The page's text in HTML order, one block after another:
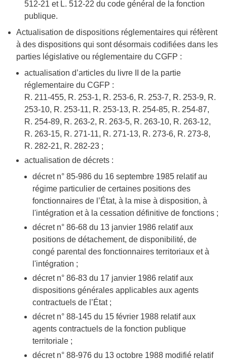
512-21 et L. 512-22 du code général de la fonction
publique.
Actualisation de dispositions réglementaires qui réfèrent
à des dispositions qui sont désormais codifiées dans les
parties législative ou réglementaire du CGFP :
actualisation d’articles du livre II de la partie
réglementaire du CGFP :
R. 211-455, R. 253-1, R. 253-6, R. 253-7, R. 253-9, R.
253-10, R. 253-11, R. 253-13, R. 254-85, R. 254-87,
R. 254-89, R. 263-2, R. 263-5, R. 263-10, R. 263-12,
R. 263-15, R. 271-11, R. 271-13, R. 273-6, R. 273-8,
R. 282-21, R. 282-23 ;
actualisation de décrets :
décret n° 85-986 du 16 septembre 1985 relatif au
régime particulier de certaines positions des
fonctionnaires de l’État, à la mise à disposition, à
l'intégration et à la cessation définitive de fonctions ;
décret n° 86-68 du 13 janvier 1986 relatif aux
positions de détachement, de disponibilité, de
congé parental des fonctionnaires territoriaux et à
l'intégration ;
décret n° 86-83 du 17 janvier 1986 relatif aux
dispositions générales applicables aux agents
contractuels de l’État ;
décret n° 88-145 du 15 février 1988 relatif aux
agents contractuels de la fonction publique
territoriale ;
décret n° 88-976 du 13 octobre 1988 modifié relatif